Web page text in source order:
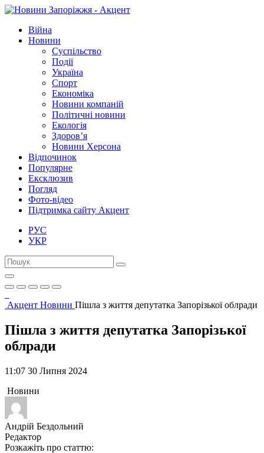
Війна
Новини
Суспільство
Події
Україна
Спорт
Економіка
Новини компаній
Політичні новини
Екологія
Здоров’я
Новини Херсона
Відпочинок
Популярне
Ексклюзив
Погляд
Фото-відео
Підтримка сайту Акцент
РУС
УКР
Акцент Новини Пішла з життя депутатка Запорізької облради
Пішла з життя депутатка Запорізької
облради
11:07 30 Липня 2024
Новини
Андрій Бездольний
Редактор
Розкажіть про статтю: